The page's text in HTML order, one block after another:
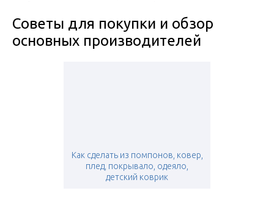
Советы для покупки и обзор
основных производителей
Как сделать из помпонов, ковер,
плед, покрывало, одеяло,
детский коврик